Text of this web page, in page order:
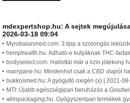
mdexpertshop.hu: A sejtek
2026-03-18 09:04
Myrobalanmed.com: 3 tipp a szorongás
hemphealth.hu: Adható-e kutyáknak THC-
bodyselect.com: Hallottál már a lizin jótékony
marryjane.hu: Mindenhol csak a CBD olajról
bukkosmed.hu: A gyógyító oxigén (x) | 2021-
MTI: Újabb egészségipari beruházás a
allinpackaging.hu: Gyógyszeripari termékek